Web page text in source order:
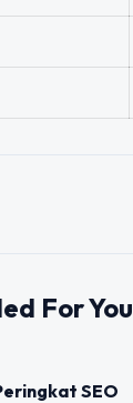
For You
SEO